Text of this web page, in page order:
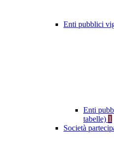
Enti pubblici
Enti
tabelle) 1
Società